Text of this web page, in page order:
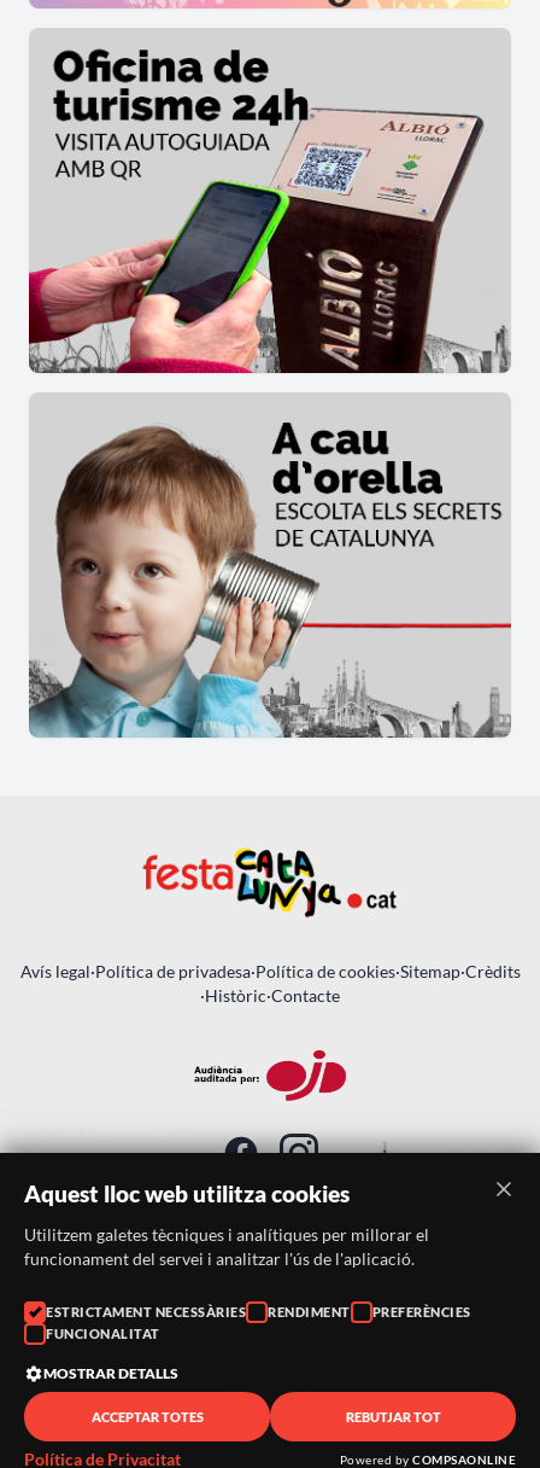
Avís legal·Política de privadesa·Política de cookies·Sitemap·Crèdits
·Històric·Contacte
SUBSCRIU-TE AL BUTLLETÍ
Telèfon:
938046359
Correu:
© 2026 ·FestaCatalunya
— Tots els drets reservats · Web
desenvolupada amb ❤️ perCompsaOnline
Aquest lloc web utilitza cookies
Utilitzem galetes tècniques i analítiques per millorar el
funcionament del servei i analitzar l'ús de l'aplicació.
ESTRICTAMENT NECESSÀRIES RENDIMENT
PREFERÈNCIES
FUNCIONALITAT
MOSTRAR DETALLS
ACCEPTAR TOTES REBUTJAR TOT
Política de Privacitat Powered by COMPSAONLINE